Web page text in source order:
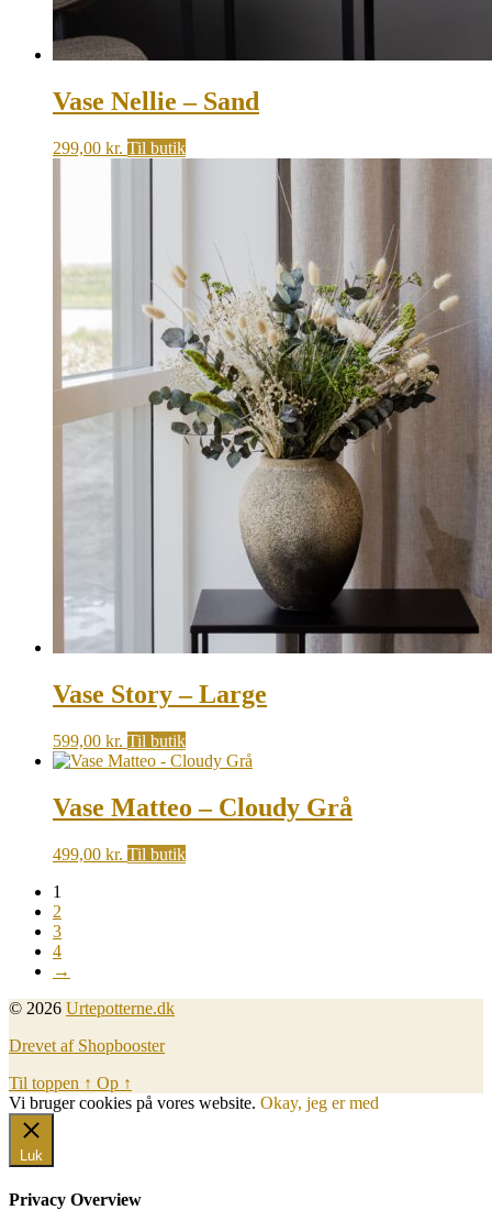
Vase Nellie – Sand
299,00 kr. Til butik
Vase Story – Large
599,00 kr. Til butik
Vase Matteo – Cloudy Grå
499,00 kr. Til butik
1
2
3
4
→
© 2026 Urtepotterne.dk
Drevet af Shopbooster
Til toppen ↑ Op ↑
Vi bruger cookies på vores website. Okay, jeg er med
Luk
Privacy Overview